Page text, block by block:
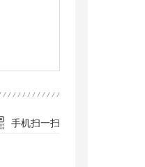
手机扫一扫